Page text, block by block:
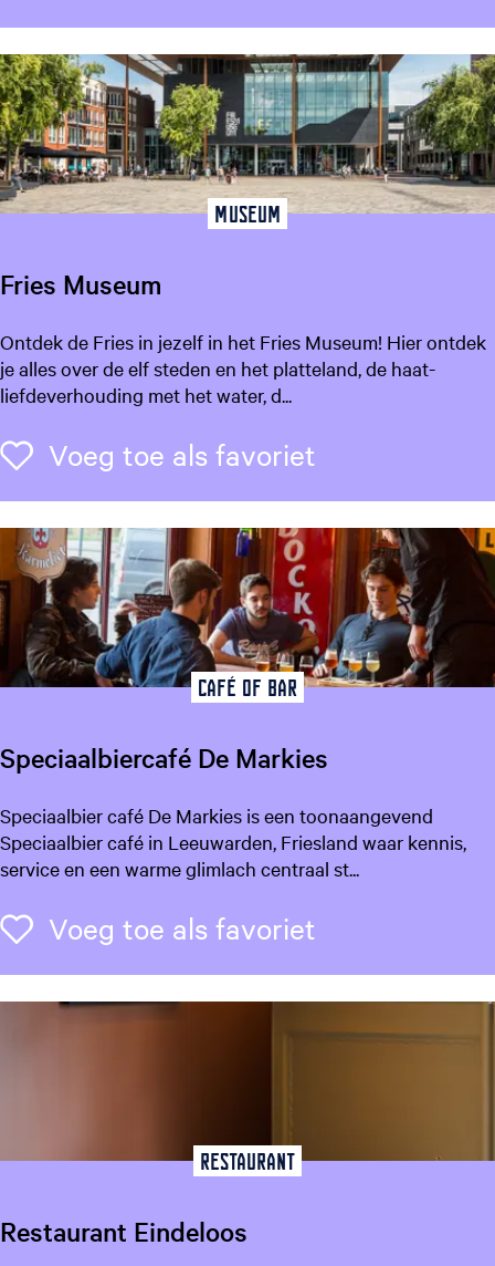
r
a
n
t
W
e
i
d
e
H
o
u
Fries Museum
F
r
i
s
M
u
s
u
m
Ontdek de Fries in jezelf in het Fries Museum! Hier ontdek
je alles over de elf steden en het platteland, de haat-
liefdeverhouding met het water, d...
Museum
Voeg toe als favoriet
Speciaalbiercafé De Markies
S
p
e
i
a
l
a
D
Speciaalbier café De Markies is een toonaangevend
Speciaalbier café in Leeuwarden, Friesland waar kennis,
service en een warme glimlach centraal st...
Café of Bar
Voeg toe als favoriet
Restaurant Eindeloos
Restaurant